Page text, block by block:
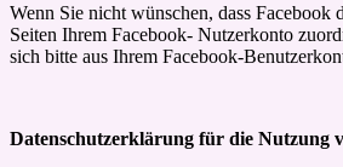
Wenn Sie nicht wünschen, dass Facebook
Seiten Ihrem Facebook- Nutzerkonto
sich bitte aus Ihrem Facebook-
Datenschutzerklärung für die Nutzung